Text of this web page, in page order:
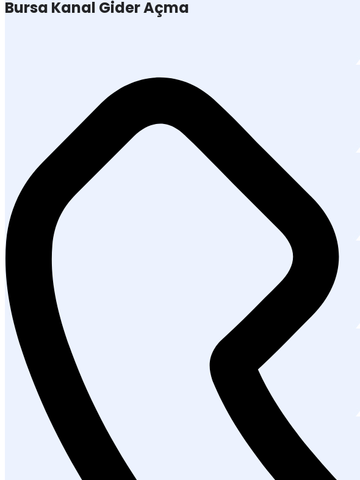
Bursa Kanal Gider Açma